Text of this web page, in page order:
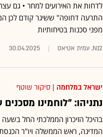
לדחות את האירועים למחר • גם
התרעה דחופה" ששיגר קודם לכן
מפני סכנות בטיחותיות
N12, עמית אטיאס 30.04.2025
ישראל במלחמה | סיקור שוטף
נתניהו: "לוחמינו
המדינה, ראש הממשלה ויו"ר